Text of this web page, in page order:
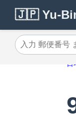
🇯🇵 Yu-
入力 郵便番号
日